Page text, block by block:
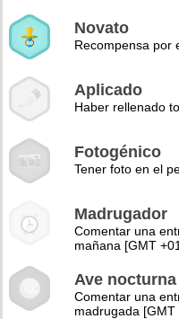
Novato
Recompensa por
Aplicado
Haber rellenado
Fotogénico
Tener foto en el
Madrugador
Comentar una
mañana [GMT
Ave nocturna
Comentar una
madrugada [GMT